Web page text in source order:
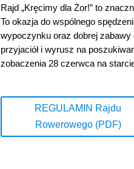
Rajd „Kręcimy dla Żor!” to
To okazja do wspólnego
wypoczynku oraz dobrej zabawy
przyjaciół i wyrusz na
zobaczenia 28 czerwca na
REGULAMIN Rajdu
Rowerowego (PDF)